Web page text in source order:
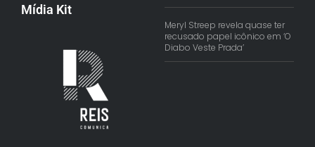
Mídia Kit
Meryl Streep revela quase ter
recusado papel icônico em ‘O
Diabo Veste Prada’